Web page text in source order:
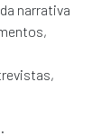
narrativa